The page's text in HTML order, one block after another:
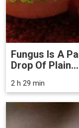
Fungus Is A
Drop Of Plain...
2 h 29 min